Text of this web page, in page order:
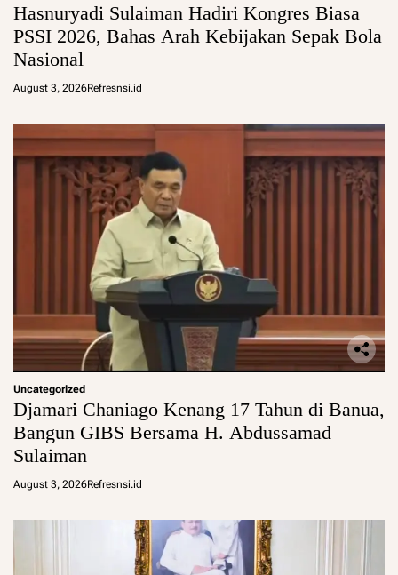
Hasnuryadi Sulaiman Hadiri Kongres Biasa
PSSI 2026, Bahas Arah Kebijakan Sepak Bola
Nasional
August 3, 2026Refresnsi.id
Uncategorized
Djamari Chaniago Kenang 17 Tahun di Banua,
Bangun GIBS Bersama H. Abdussamad
Sulaiman
August 3, 2026Refresnsi.id